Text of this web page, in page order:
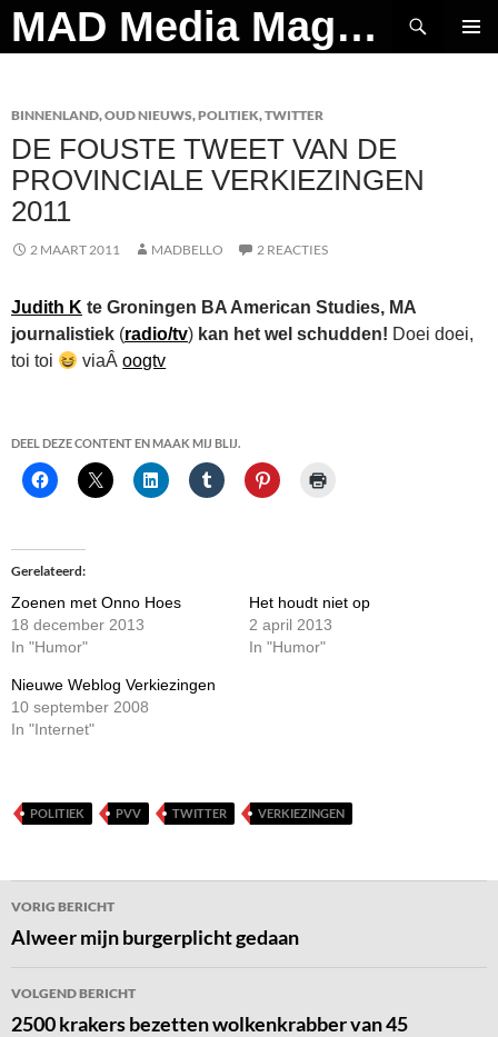
Ga
naar
MAD Media Magazine
Zoeken
BINNENLAND,OUD NIEUWS,POLITIEK,TWITTER
DE FOUSTE TWEET VAN DE
PROVINCIALE VERKIEZINGEN
2011
2 MAART 2011 MADBELLO 2 REACTIES
Judith K te Groningen BA American Studies, MA
journalistiek (radio/tv) kan het wel schudden! Doei doei,
toi toi
viaÂoogtv
DEEL DEZE CONTENT EN MAAK MIJ BLIJ.
Gerelateerd
Zoenen met Onno Hoes
18 december 2013
In "Humor"
Het houdt niet op
2 april 2013
In "Humor"
Nieuwe Weblog Verkiezingen
10 september 2008
In "Internet"
POLITIEK PVV TWITTER VERKIEZINGEN
Bericht
navigatie
VORIG BERICHT
Alweer mijn burgerplicht gedaan
VOLGEND BERICHT
2500 krakers bezetten wolkenkrabber van 45